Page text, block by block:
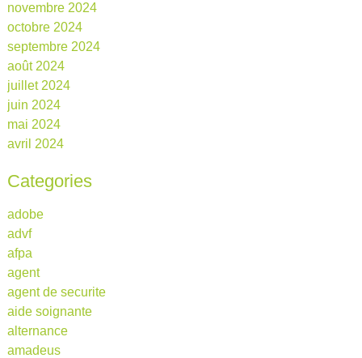
novembre 2024
octobre 2024
septembre 2024
août 2024
juillet 2024
juin 2024
mai 2024
avril 2024
Categories
adobe
advf
afpa
agent
agent de securite
aide soignante
alternance
amadeus